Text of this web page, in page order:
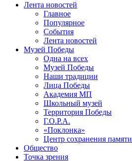
Лента новостей
Главное
Популярное
События
Лента новостей
Музей Победы
Одна на всех
Музей Победы
Наши традиции
Лица Победы
Академия МП
Школьный музей
Территория Победы
Г.О.Р.А.
«Поклонка»
Центр сохранения памяти
Общество
Точка зрения